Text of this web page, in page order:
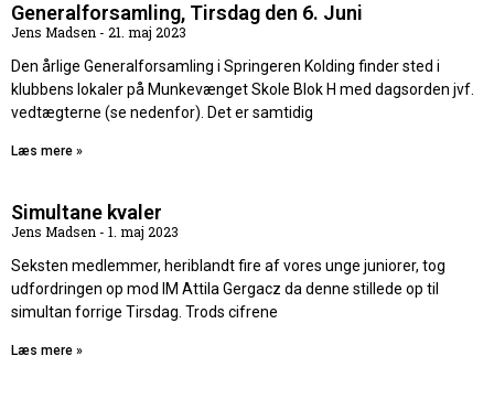
Generalforsamling, Tirsdag den 6. Juni
Jens Madsen
21. maj 2023
Den årlige Generalforsamling i Springeren Kolding finder sted i
klubbens lokaler på Munkevænget Skole Blok H med dagsorden jvf.
vedtægterne (se nedenfor). Det er samtidig
Læs mere »
Simultane kvaler
Jens Madsen
1. maj 2023
Seksten medlemmer, heriblandt fire af vores unge juniorer, tog
udfordringen op mod IM Attila Gergacz da denne stillede op til
simultan forrige Tirsdag. Trods cifrene
Læs mere »